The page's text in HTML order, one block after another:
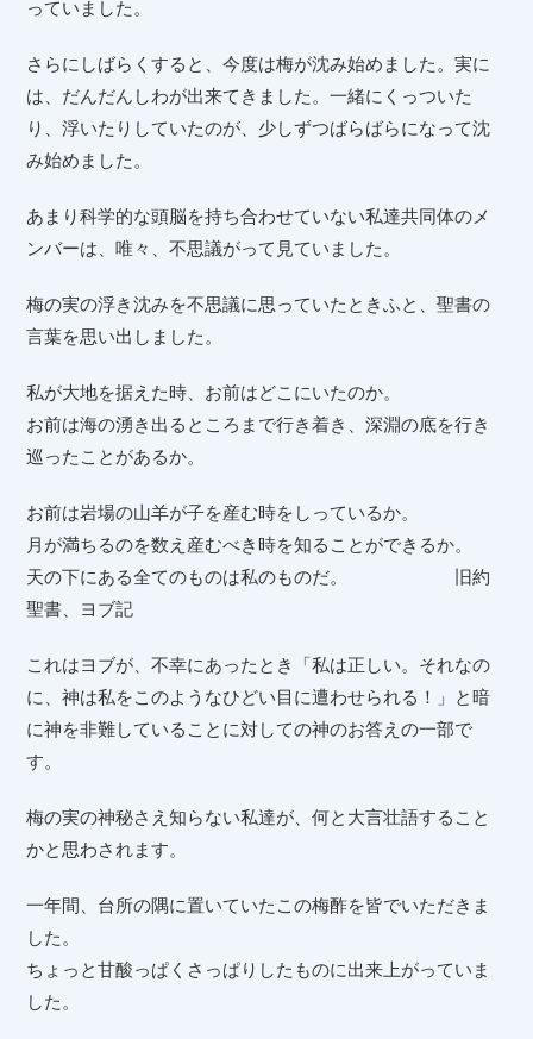
っていました。
さらにしばらくすると、今度は梅が沈み始めました。実に
は、だんだんしわが出来てきました。一緒にくっついた
り、浮いたりしていたのが、少しずつばらばらになって沈
み始めました。
あまり科学的な頭脳を持ち合わせていない私達共同体のメ
ンバーは、唯々、不思議がって見ていました。
梅の実の浮き沈みを不思議に思っていたときふと、聖書の
言葉を思い出しました。
私が大地を据えた時、お前はどこにいたのか。
お前は海の湧き出るところまで行き着き、深淵の底を行き
巡ったことがあるか。
お前は岩場の山羊が子を産む時をしっているか。
月が満ちるのを数え産むべき時を知ることができるか。
天の下にある全てのものは私のものだ。 旧約
聖書、ヨブ記
これはヨブが、不幸にあったとき「私は正しい。それなの
に、神は私をこのようなひどい目に遭わせられる！」と暗
に神を非難していることに対しての神のお答えの一部で
す。
梅の実の神秘さえ知らない私達が、何と大言壮語すること
かと思わされます。
一年間、台所の隅に置いていたこの梅酢を皆でいただきま
した。
ちょっと甘酸っぱくさっぱりしたものに出来上がっていま
した。